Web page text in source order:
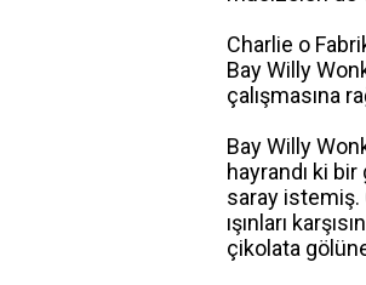
Charlie o
Bay Willy
çalışmasına
Bay Willy
hayrandı ki bir
saray istemiş.
ışınları
çikolata